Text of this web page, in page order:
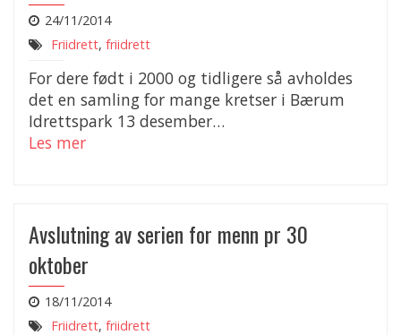
24/11/2014
Friidrett, friidrett
For dere født i 2000 og tidligere så avholdes
det en samling for mange kretser i Bærum
Idrettspark 13 desember…
Les mer
Avslutning av serien for menn pr 30
oktober
18/11/2014
Friidrett, friidrett